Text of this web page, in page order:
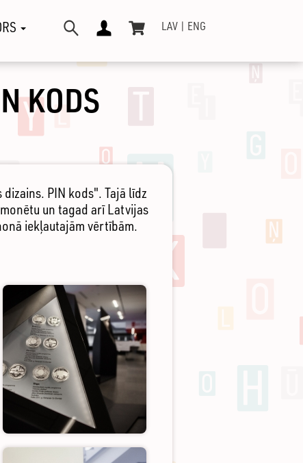
LAV ENG
KODS
PIN kods". Tajā līdz
un tagad arī Latvijas
iekļautajām vērtībām.